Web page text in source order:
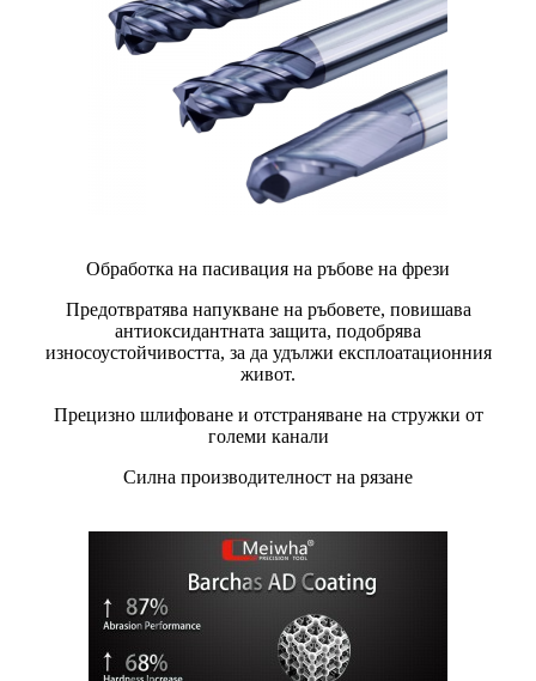
Обработка на пасивация на ръбове на фрези
Предотвратява напукване на ръбовете, повишава
антиоксидантната защита, подобрява
износоустойчивостта, за да удължи експлоатационния
живот.
Прецизно шлифоване и отстраняване на стружки от
големи канали
Силна производителност на рязане